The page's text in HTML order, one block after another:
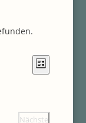
Liste
Nächste